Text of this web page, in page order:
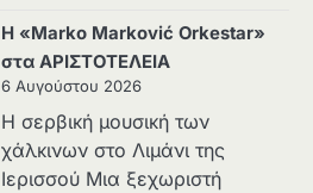
Η «Marko Marković Orkestar»
στα ΑΡΙΣΤΟΤΕΛΕΙΑ
6 Αυγούστου 2026
Η σερβική μουσική των
χάλκινων στο Λιμάνι της
Ιερισσού Μια ξεχωριστή